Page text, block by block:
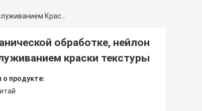
обработке, нейлон
краски текстуры
продукте: